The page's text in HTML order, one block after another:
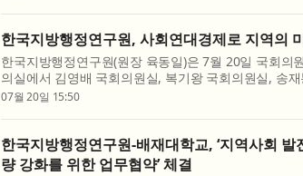
한국지방행정연구원, 사회연대경제로 지역의
한국지방행정연구원(원장 육동일)은 7월 20일 국회의
의실에서 김영배 국회의원실, 복기왕 국회의원실, 송재
최혁진 국회의원실과 공동으로 ‘2026년 제2차 지방자
07월 20일 15:50
한국지방행정연구원-배재대학교, ‘지역사회 발
량 강화를 위한 업무협약’ 체결